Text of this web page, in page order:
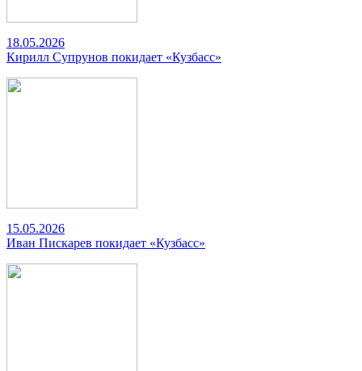
18.05.2026
Кирилл Супрунов покидает «Кузбасс»
15.05.2026
Иван Пискарев покидает «Кузбасс»